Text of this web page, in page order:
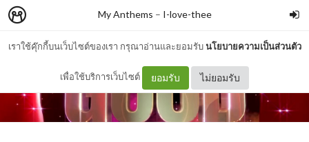
เราใช้คุ๊กกี้บนเว็บไซต์ของเรา กรุณาอ่านและยอมรับนโยบายความเป็นส่วนตัว
เพื่อใช้บริการเว็บไซต์ ยอมรับ ไม่ยอมรับ
My Anthems – I-love-thee